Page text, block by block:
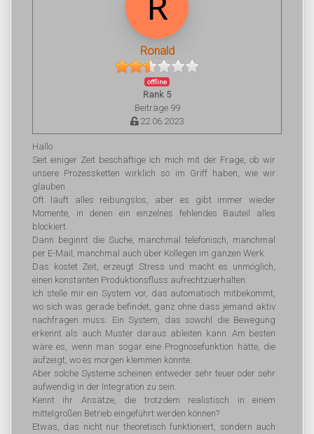
Ronald
offline
Rank 5
Beiträge 99
22.06.2023
Hallo
Seit einiger Zeit beschäftige ich mich mit der Frage, ob wir
unsere Prozessketten wirklich so im Griff haben, wie wir
glauben.
Oft läuft alles reibungslos, aber es gibt immer wieder
Momente, in denen ein einzelnes fehlendes Bauteil alles
blockiert.
Dann beginnt die Suche, manchmal telefonisch, manchmal
per E-Mail, manchmal auch über Kollegen im ganzen Werk.
Das kostet Zeit, erzeugt Stress und macht es unmöglich,
einen konstanten Produktionsfluss aufrechtzuerhalten.
Ich stelle mir ein System vor, das automatisch mitbekommt,
wo sich was gerade befindet, ganz ohne dass jemand aktiv
nachfragen muss. Ein System, das sowohl die Bewegung
erkennt als auch Muster daraus ableiten kann. Am besten
wäre es, wenn man sogar eine Prognosefunktion hätte, die
aufzeigt, wo es morgen klemmen könnte.
Aber solche Systeme scheinen entweder sehr teuer oder sehr
aufwendig in der Integration zu sein.
Kennt ihr Ansätze, die trotzdem realistisch in einem
mittelgroßen Betrieb eingeführt werden können?
Etwas, das nicht nur theoretisch funktioniert, sondern auch